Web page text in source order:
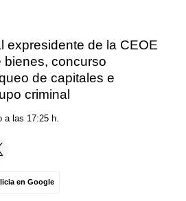
expresidente de la CEOE
bienes, concurso
de capitales e
criminal
a las 17:25 h.
en Google